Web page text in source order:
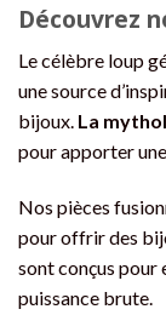
Découvrez
Le célèbre loup
une source
bijoux. La
pour apporter
Nos pièces
pour offrir des
sont conçus pour
puissance brute.